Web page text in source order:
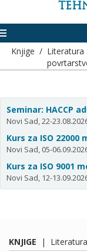
Knjige / Literatura
Seminar: HACCP
Novi Sad, 22-
Kurs za ISO 22000
Novi Sad, 05-
Kurs za ISO 9001
Novi Sad, 12-
KNJIGE |